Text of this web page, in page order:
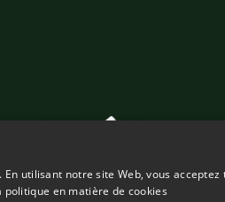
utilisant notre site Web, vous acceptez
politique en matière de cookies